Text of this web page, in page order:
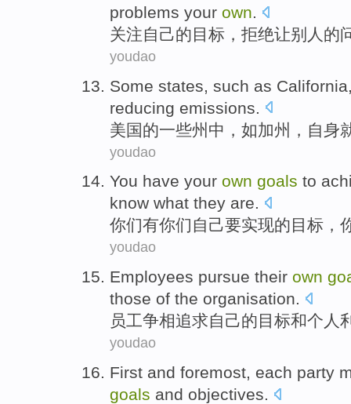
problems your own.
关注自己的目标 ， 拒绝让别人 的
youdao
Some states such as California
reducing emissions.
美国的一些州中， 如加州 ， 自身
youdao
You have your own goals to
know what they are.
你们有你们 自己要实现的目标 ，
youdao
Employees pursue their own
those of the organisation.
员工争相追求自己的目标和个人
youdao
First and foremost, each party
goals and objectives.